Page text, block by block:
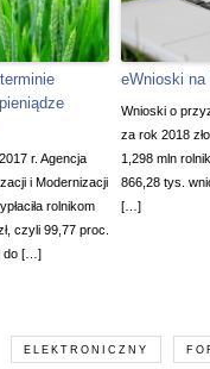
r. Agencja
i Modernizacji
rolnikom
czyli 99,77 proc.
do […]
eWnioski na
Wnioski o
za rok 2018
1,298 mln
866,28 tys.
[…]
ELEKTRONICZNY